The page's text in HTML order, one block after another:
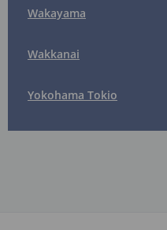
Wakayama
Wakkanai
Yokohama Tokio